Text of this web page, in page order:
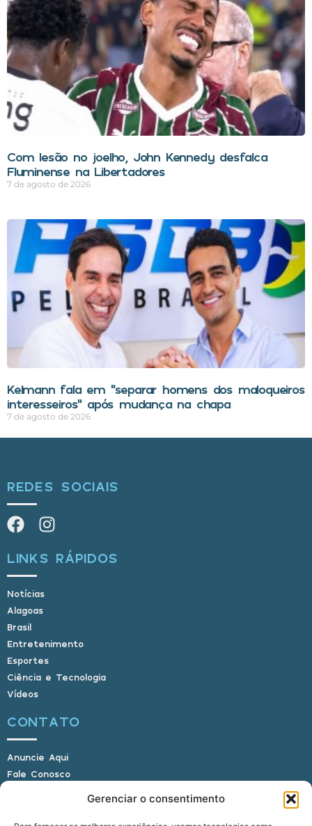
Gerenciar o consentimento
Com lesão no joelho, John Kennedy desfalca
Fluminense na Libertadores
7 de agosto de 2026
Kelmann fala em “separar homens dos maloqueiros
interesseiros” após mudança na chapa
7 de agosto de 2026
REDES SOCIAIS
LINKS RÁPIDOS
Notícias
Alagoas
Brasil
Entretenimento
Esportes
Ciência e Tecnologia
Vídeos
CONTATO
Anuncie Aqui
Fale Conosco